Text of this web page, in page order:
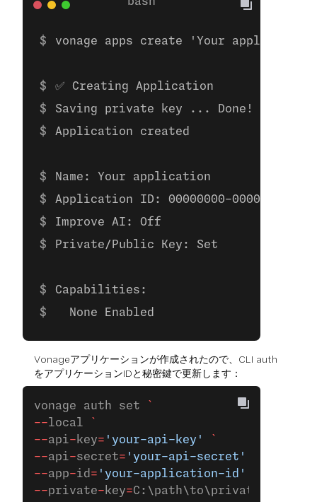
vonage apps create 'Your application'
✅ Creating Application
Saving private key ... Done!
Application created
Name: Your application
Application ID: 00000000-0000-0000-
Improve AI: Off
Private/Public Key: Set
Capabilities:
  None Enabled
Vonageアプリケーションが作成されたので、CLI auth
をアプリケーションIDと秘密鍵で更新します：
vonage auth set
`
--local
`
--api- key= 'your-api-key'
`
--api-secret= 'your-api-secret'
--app-id = 'your-application-id'
--private- key=C:\path\to\private.key